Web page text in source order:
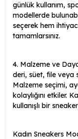
günlük kullanım,
modellerde
seçerek hem
tamamlarsınız.
4. Malzeme ve
deri, süet, file veya
Malzeme seçimi,
kolaylığını etkiler.
kullanışlı bir
Kadın Sneakers